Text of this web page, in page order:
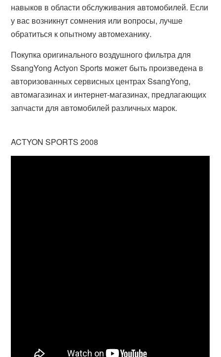
навыков в области обслуживания автомобилей. Если
у вас возникнут сомнения или вопросы, лучше
обратиться к опытному автомеханику.
Покупка оригинального воздушного фильтра для
SsangYong Actyon Sports может быть произведена в
авторизованных сервисных центрах SsangYong,
автомагазинах и интернет-магазинах, предлагающих
запчасти для автомобилей различных марок.
ACTYON SPORTS 2008